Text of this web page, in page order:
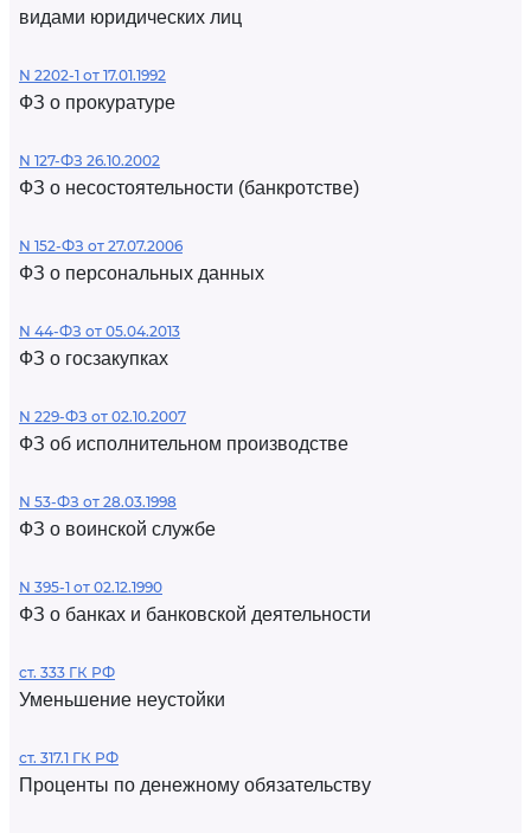
видами юридических лиц
N 2202-1 от 17.01.1992
ФЗ о прокуратуре
N 127-ФЗ 26.10.2002
ФЗ о несостоятельности (банкротстве)
N 152-ФЗ от 27.07.2006
ФЗ о персональных данных
N 44-ФЗ от 05.04.2013
ФЗ о госзакупках
N 229-ФЗ от 02.10.2007
ФЗ об исполнительном производстве
N 53-ФЗ от 28.03.1998
ФЗ о воинской службе
N 395-1 от 02.12.1990
ФЗ о банках и банковской деятельности
ст. 333 ГК РФ
Уменьшение неустойки
ст. 317.1 ГК РФ
Проценты по денежному обязательству